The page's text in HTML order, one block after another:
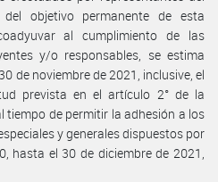
objetivo permanente de esta
al cumplimiento de las
y/o responsables, se estima
de noviembre de 2021, inclusive, el
prevista en el artículo 2° de la
tiempo de permitir la adhesión a los
y generales dispuestos por
hasta el 30 de diciembre de 2021,